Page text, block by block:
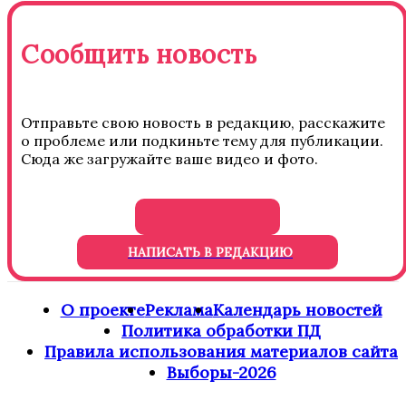
Сообщить новость
Отправьте свою новость в редакцию, расскажите
о проблеме или подкиньте тему для публикации.
Сюда же загружайте ваше видео и фото.
НАПИСАТЬ В РЕДАКЦИЮ
О проектеРекламаКалендарь новостей
Политика обработки ПД
Правила использования материалов сайта
Выборы-2026